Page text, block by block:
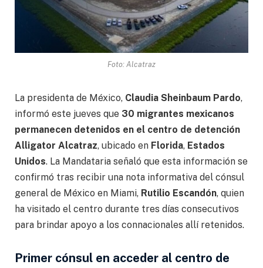
Foto: Alcatraz
La presidenta de México, Claudia Sheinbaum Pardo,
informó este jueves que 30 migrantes mexicanos
permanecen detenidos en el centro de detención
Alligator Alcatraz, ubicado en Florida, Estados
Unidos. La Mandataria señaló que esta información se
confirmó tras recibir una nota informativa del cónsul
general de México en Miami, Rutilio Escandón, quien
ha visitado el centro durante tres días consecutivos
para brindar apoyo a los connacionales allí retenidos.
Primer cónsul en acceder al centro de